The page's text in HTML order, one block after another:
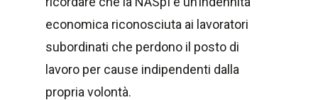
economica riconosciuta ai lavoratori
subordinati che perdono il posto di
lavoro per cause indipendenti dalla
propria volontà.